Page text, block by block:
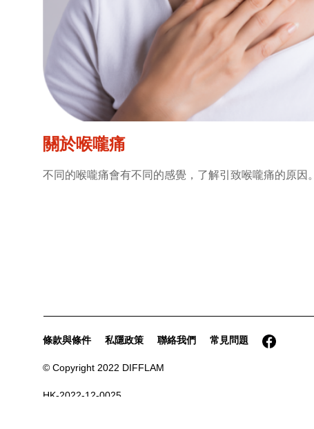
關於喉嚨痛
不同的喉嚨痛會有不同的感覺，了解引致喉嚨痛的原因。
條款與條件 私隱政策 聯絡我們 常見問題
© Copyright 2022 DIFFLAM
HK-2022-12-0025